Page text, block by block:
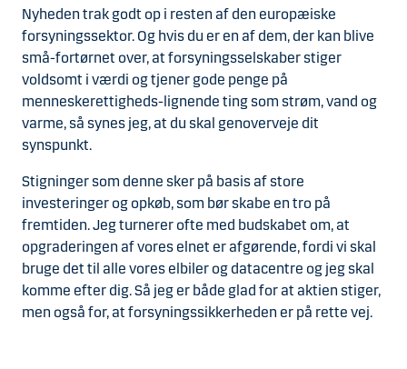
Nyheden trak godt op i resten af den europæiske
forsyningssektor. Og hvis du er en af dem, der kan blive
små-fortørnet over, at forsyningsselskaber stiger
voldsomt i værdi og tjener gode penge på
menneskerettigheds-lignende ting som strøm, vand og
varme, så synes jeg, at du skal genoverveje dit
synspunkt.
Stigninger som denne sker på basis af store
investeringer og opkøb, som bør skabe en tro på
fremtiden. Jeg turnerer ofte med budskabet om, at
opgraderingen af vores elnet er afgørende, fordi vi skal
bruge det til alle vores elbiler og datacentre og jeg skal
komme efter dig. Så jeg er både glad for at aktien stiger,
men også for, at forsyningssikkerheden er på rette vej.